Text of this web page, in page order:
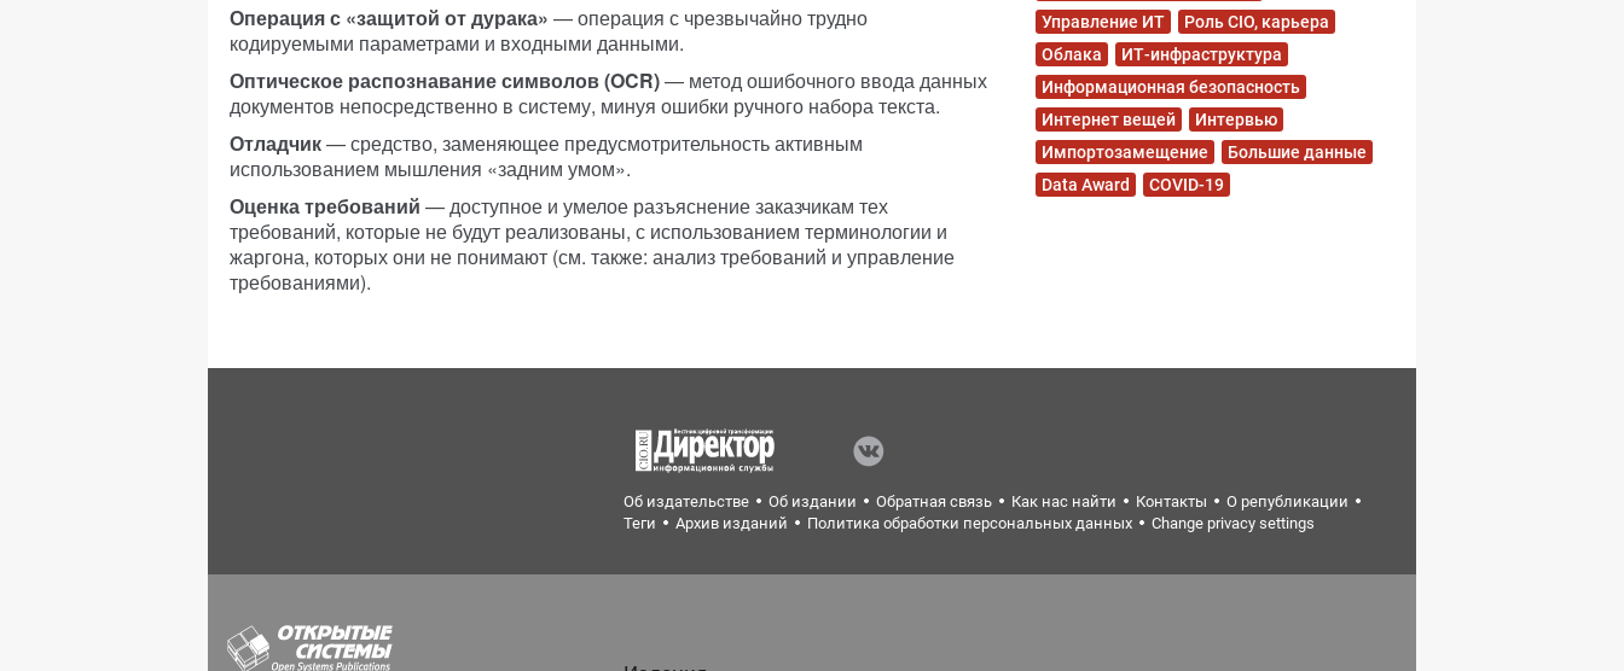
Операция с «защитой от дурака» — операция с чрезвычайно трудно
кодируемыми параметрами и входными данными.
Оптическое распознавание символов (OCR)— метод ошибочного ввода данных
документов непосредственно в систему, минуя ошибки ручного набора текста.
Отладчик— средство, заменяющее предусмотрительность активным
использованием мышления «задним умом».
Оценка требований — доступное и умелое разъяснение заказчикам тех
требований, которые не будут реализованы, с использованием терминологии и
жаргона, которых они не понимают (см. также: анализ требований и управление
требованиями).
Управление ИТ
Роль CIO, карьера
Облака
ИТ-инфраструктура
Информационная безопасность
Интернет вещей
Интервью
Импортозамещение
Большие данные
Data Award
COVID-19
Об издательстве Об издании Обратная связь Как нас найти Контакты
О републикации
Теги
Архив изданий Политика обработки персональных данных Change privacy settings